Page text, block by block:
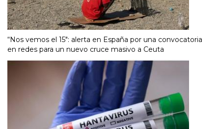
“Nos vemos el 15″: alerta en España por una convocatoria
en redes para un nuevo cruce masivo a Ceuta